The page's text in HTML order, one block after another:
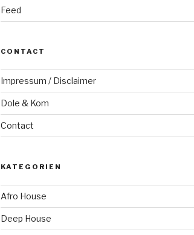
Feed
CONTACT
Impressum / Disclaimer
Dole & Kom
Contact
KATEGORIEN
Afro House
Deep House